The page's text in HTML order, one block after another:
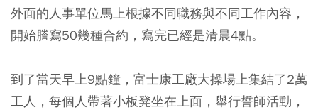
外面的人事單位馬上根據不同職務與不同工作內容，
開始謄寫50幾種合約，寫完已經是清晨4點。
到了當天早上9點鐘，富士康工廠大操場上集結了2萬
工人，每個人帶著小板凳坐在上面，舉行誓師活動，